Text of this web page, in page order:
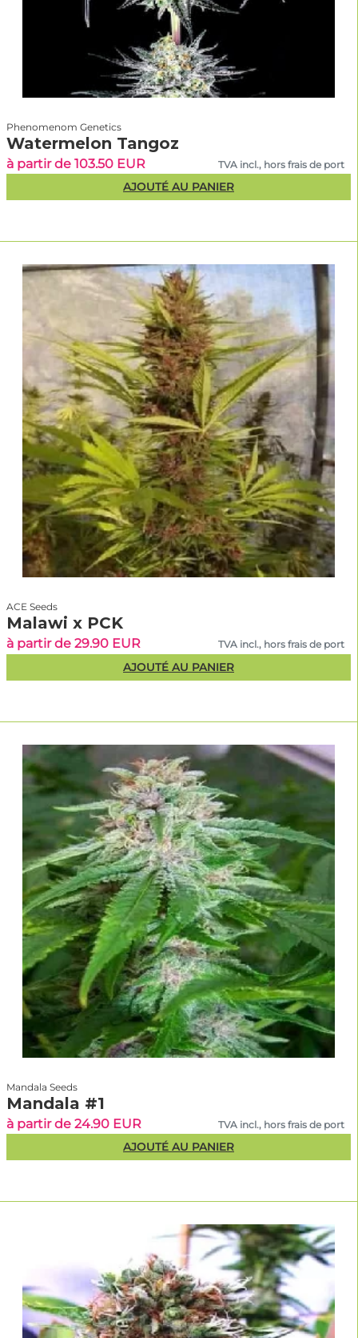
Phenomenom Genetics
Watermelon Tangoz
à partir de 103.50 EUR TVA incl., hors frais de port
AJOUTÉ AU PANIER
ACE Seeds
Malawi x PCK
à partir de 29.90 EUR TVA incl., hors frais de port
AJOUTÉ AU PANIER
Mandala Seeds
Mandala #1
à partir de 24.90 EUR TVA incl., hors frais de port
AJOUTÉ AU PANIER